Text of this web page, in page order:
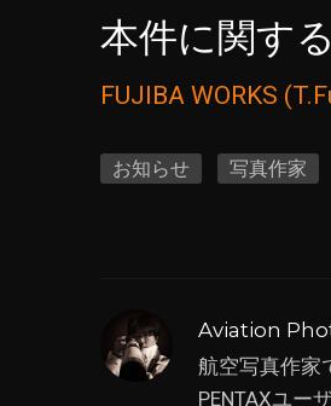
本件に関す
FUJIBA WORKS
お知らせ 写真作家
Aviation
航空写真作家
PENTAXユー